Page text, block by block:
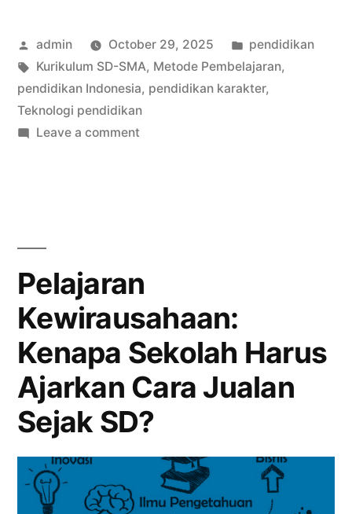
Indonesia
dari
SD
hingga
Posted
by
admin October 29, 2025
Posted
in
pendidikan
Tags:
Kurikulum SD-SMA, Metode Pembelajaran,
pendidikan Indonesia, pendidikan karakter,
Teknologi pendidikan
Leave a commenton
hingga
SMA
2025
Pelajaran
Kewirausahaan:
Kenapa Sekolah Harus
Ajarkan Cara Jualan
Sejak SD?